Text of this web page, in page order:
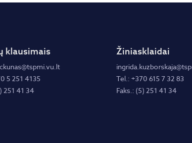
klausimais
5 251 4135
251 41 34
Žiniasklaidai
Tel.: +370 615 7 32 83
Faks.: (5) 251 41 34